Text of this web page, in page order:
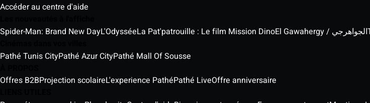
Accéder au centre d'aide
Spider-Man: Brand New DayL'OdysséeLa Pat'patrouille : Le film Mission Dino El Gawahergy / الجواهرجي
Pathé Tunis CityPathé Azur CityPathé Mall Of Sousse
Offres B2BProjection scolaireL'experience PathéPathé LiveOffre anniversaire